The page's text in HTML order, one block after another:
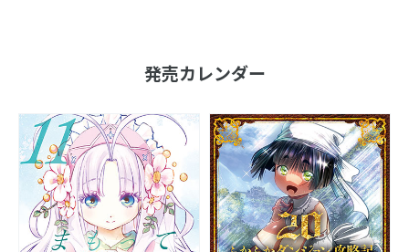
発売カレンダー